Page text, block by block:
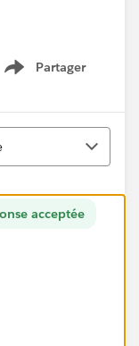
Partager
Show menu
acceptée